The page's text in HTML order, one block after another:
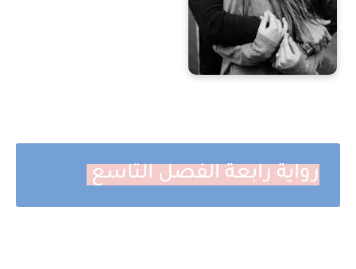
رواية رابعة الفصل التاسع